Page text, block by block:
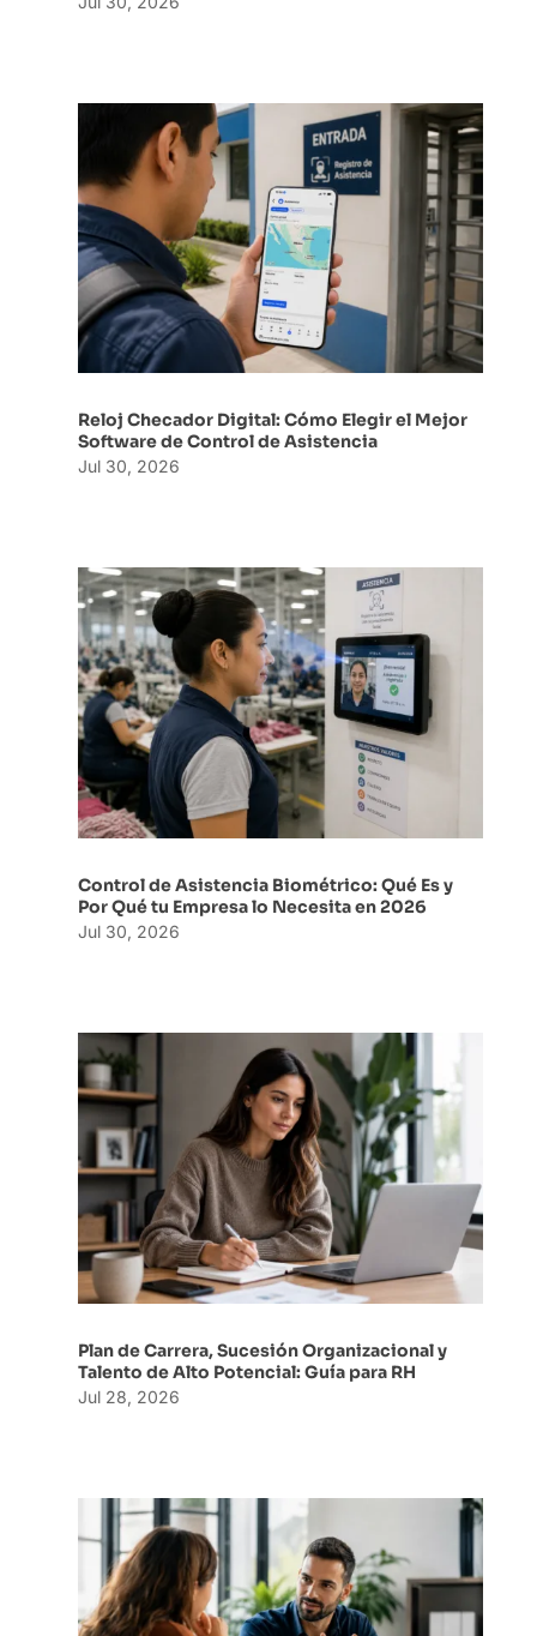
Reloj Checador Digital: Cómo Elegir el Mejor
Software de Control de Asistencia
Jul 30, 2026
Control de Asistencia Biométrico: Qué Es y
Por Qué tu Empresa lo Necesita en 2026
Jul 30, 2026
Plan de Carrera, Sucesión Organizacional y
Talento de Alto Potencial: Guía para RH
Jul 28, 2026